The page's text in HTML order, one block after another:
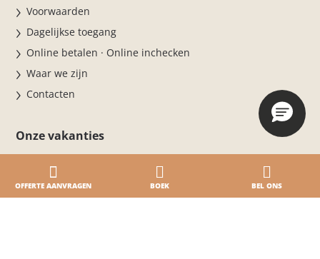
OFFERTE AANVRAGEN BOEK BEL ONS
Voorwaarden
Dagelijkse toegang
Online betalen · Online inchecken
Waar we zijn
Contacten
Onze vakanties
Accommodaties
5-sterrencamping aan Zee
3 zwembaden, veel plezier